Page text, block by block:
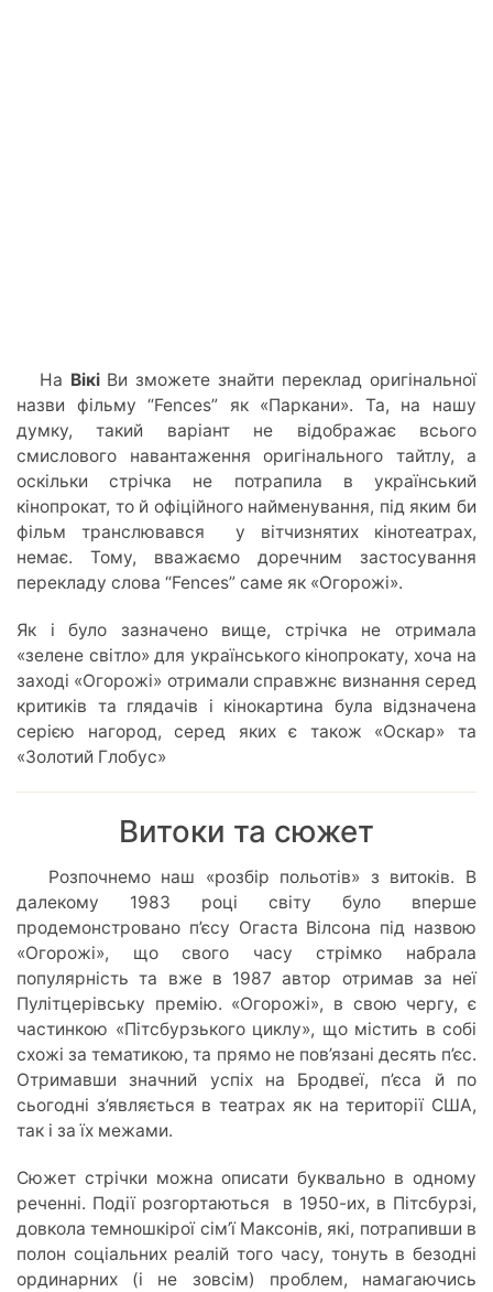
На ВікіВи зможете знайти переклад оригінальної
назви фільму “Fences” як «Паркани». Та, на нашу
думку, такий варіант не відображає всього
смислового навантаження оригінального тайтлу, а
оскільки стрічка не потрапила в український
кінопрокат, то й офіційного найменування, під яким би
фільм транслювався у вітчизнятих кінотеатрах,
немає. Тому, вважаємо доречним застосування
перекладу слова “Fences” саме як «Огорожі».
Як і було зазначено вище, стрічка не отримала
«зелене світло» для українського кінопрокату, хоча на
заході «Огорожі» отримали справжнє визнання серед
критиків та глядачів і кінокартина була відзначена
серією нагород, серед яких є також «Оскар» та
«Золотий Глобус»
Витоки та сюжет
Розпочнемо наш «розбір польотів» з витоків. В
далекому 1983 році світу було вперше
продемонстровано п’єсу Огаста Вілсона під назвою
«Огорожі», що свого часу стрімко набрала
популярність та вже в 1987 автор отримав за неї
Пулітцерівську премію. «Огорожі», в свою чергу, є
частинкою «Пітсбурзького циклу», що містить в собі
схожі за тематикою, та прямо не пов’язані десять п’єс.
Отримавши значний успіх на Бродвеї, п’єса й по
сьогодні з’являється в театрах як на території США,
так і за їх межами.
Сюжет стрічки можна описати буквально в одному
реченні. Події розгортаються в 1950-их, в Пітсбурзі,
довкола темношкірої сім’ї Максонів, які, потрапивши в
полон соціальних реалій того часу, тонуть в безодні
ординарних (і не зовсім) проблем, намагаючись